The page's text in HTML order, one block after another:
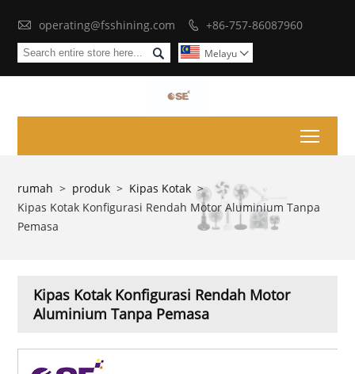
 operating@fsshining.com  +86-757-86087960
 Melayu 
rumah > produk > Kipas Kotak >
Kipas Kotak Konfigurasi Rendah Motor Aluminium Tanpa
Pemasa
Kipas Kotak Konfigurasi Rendah Motor
Aluminium Tanpa Pemasa